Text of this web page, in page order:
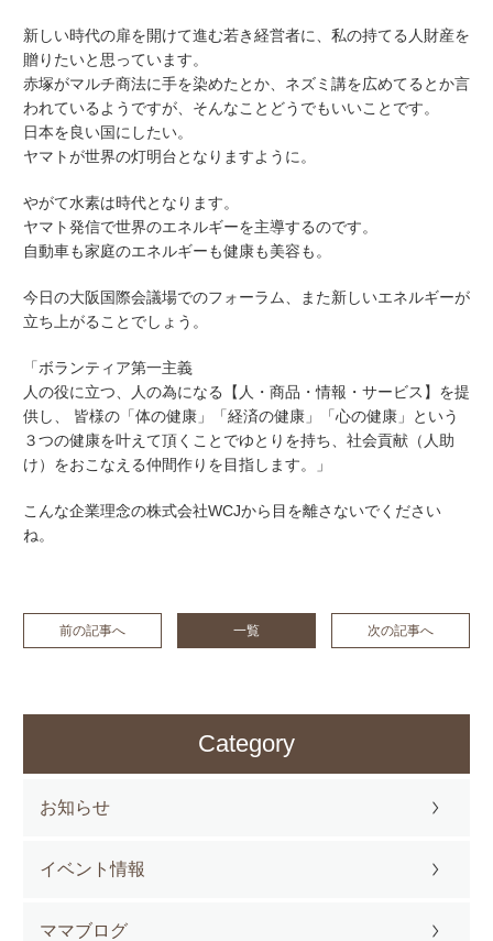
新しい時代の扉を開けて進む若き経営者に、私の持てる人財産を
贈りたいと思っています。
赤塚がマルチ商法に手を染めたとか、ネズミ講を広めてるとか言
われているようですが、そんなことどうでもいいことです。
日本を良い国にしたい。
ヤマトが世界の灯明台となりますように。
やがて水素は時代となります。
ヤマト発信で世界のエネルギーを主導するのです。
自動車も家庭のエネルギーも健康も美容も。
今日の大阪国際会議場でのフォーラム、また新しいエネルギーが
立ち上がることでしょう。
「ボランティア第一主義
人の役に立つ、人の為になる【人・商品・情報・サービス】を提
供し、 皆様の「体の健康」「経済の健康」「心の健康」という
３つの健康を叶えて頂くことでゆとりを持ち、社会貢献（人助
け）をおこなえる仲間作りを目指します。」
こんな企業理念の株式会社WCJから目を離さないでください
ね。
前の記事へ 一覧 次の記事へ
Category
お知らせ
イベント情報
ママブログ